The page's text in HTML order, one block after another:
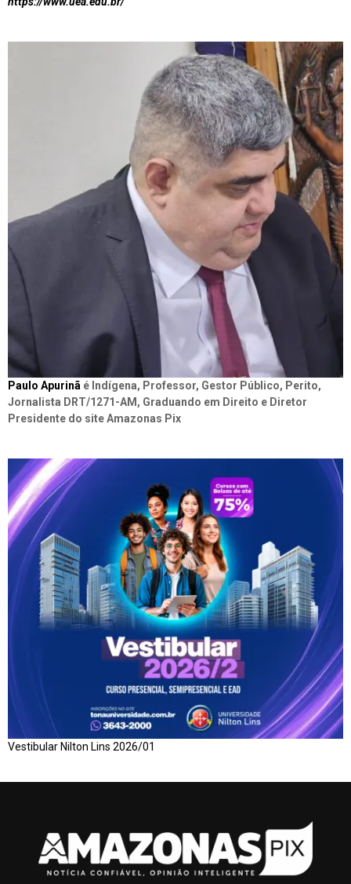
Paulo Apurinã é Indígena, Professor, Gestor Público, Perito,
Jornalista DRT/1271-AM, Graduando em Direito e Diretor
Presidente do site Amazonas Pix
Vestibular Nilton Lins 2026/01